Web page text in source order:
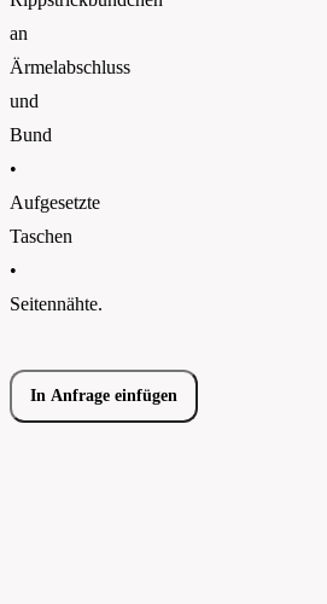
an
Ärmelabschluss
und
Bund
•
Aufgesetzte
Taschen
•
Seitennähte.
In Anfrage einfügen